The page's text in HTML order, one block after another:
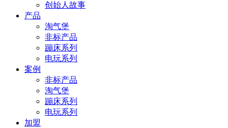
创始人故事
产品
淘气堡
非标产品
蹦床系列
电玩系列
案例
非标产品
淘气堡
蹦床系列
电玩系列
加盟